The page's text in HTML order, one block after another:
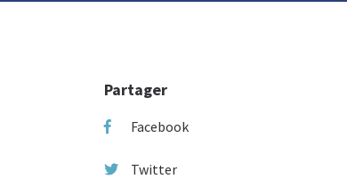
Partager
Facebook
Twitter